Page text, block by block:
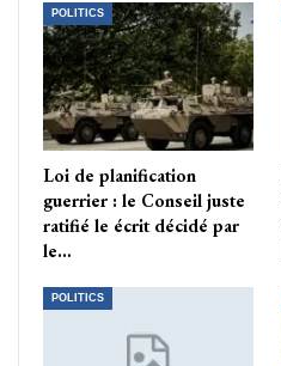
POLITICS
Loi de planification
guerrier : le Conseil juste
ratifié le écrit décidé par
le…
POLITICS